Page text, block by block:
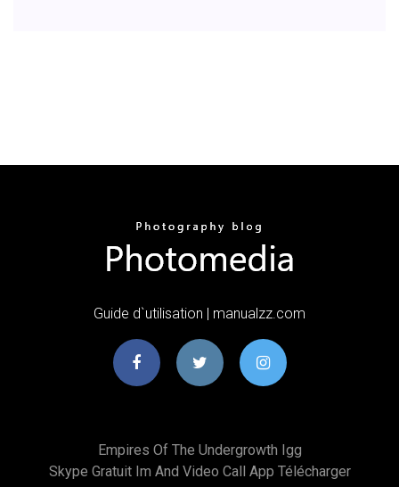
Guide d`utilisation | manualzz.com
Empires Of The Undergrowth Igg
Skype Gratuit Im And Video Call App Télécharger